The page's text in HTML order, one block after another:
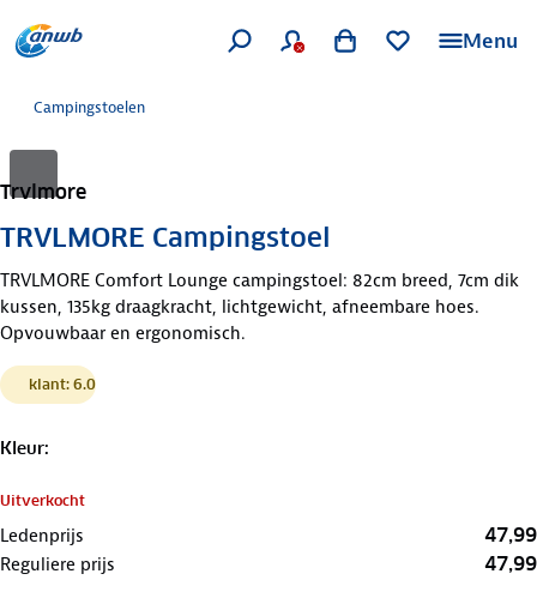
Menu
Campingstoelen
Trvlmore
TRVLMORE Campingstoel
TRVLMORE Comfort Lounge campingstoel: 82cm breed, 7cm dik
kussen, 135kg draagkracht, lichtgewicht, afneembare hoes.
Opvouwbaar en ergonomisch.
klant: 6.0
Kleur:
Uitverkocht
Ledenprijs 47,99
Reguliere prijs 47,99